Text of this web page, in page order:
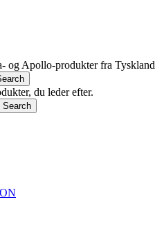
og Apollo-produkter fra Tyskland
du leder efter.
Search